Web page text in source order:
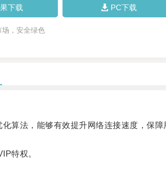
下载 PC下载
场，安全绿色
法，能够有效提升网络连接速度，保障
特权。